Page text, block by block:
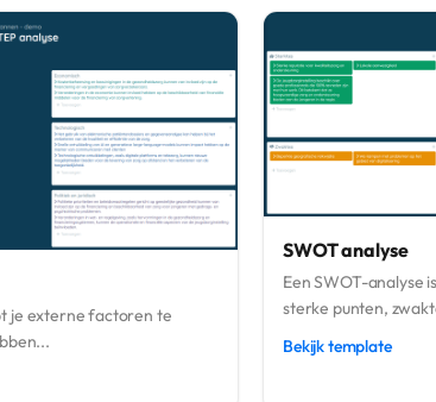
je externe factoren te
SWOT analyse
Een SWOT-analyse
sterke punten,
Bekijk template